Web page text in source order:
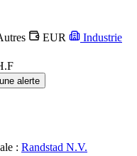
EUR
Industrie
alerte
: Randstad N.V.